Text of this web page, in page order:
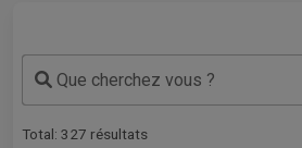
Que cherchez vous ?
Total: 327 résultats